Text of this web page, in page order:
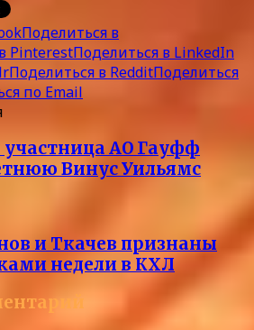
Поделиться в
PinterestПоделиться в LinkedIn
Поделиться в RedditПоделиться
по Email
AO Гауфф
Винус Уильямс
и Ткачев признаны
недели в КХЛ